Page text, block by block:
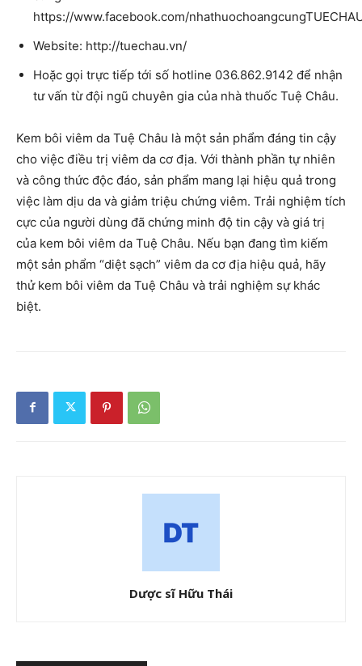
https://www.facebook.com/
Website: http://tuechau.vn/
Hoặc gọi trực tiếp tới số hotline 036.862.9142 để nhận
tư vấn từ đội ngũ chuyên gia của nhà thuốc Tuệ Châu.
Kem bôi viêm da Tuệ Châu là một sản phẩm đáng tin cậy
cho việc điều trị viêm da cơ địa. Với thành phần tự nhiên
và công thức độc đáo, sản phẩm mang lại hiệu quả trong
việc làm dịu da và giảm triệu chứng viêm. Trải nghiệm tích
cực của người dùng đã chứng minh độ tin cậy và giá trị
của kem bôi viêm da Tuệ Châu. Nếu bạn đang tìm kiếm
một sản phẩm “diệt sạch” viêm da cơ địa hiệu quả, hãy
thử kem bôi viêm da Tuệ Châu và trải nghiệm sự khác
biệt.
Dược sĩ Hữu Thái